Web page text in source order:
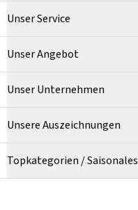
Unser Service
Unser Angebot
Unser Unternehmen
Unsere Auszeichnungen
Topkategorien / Saisonales